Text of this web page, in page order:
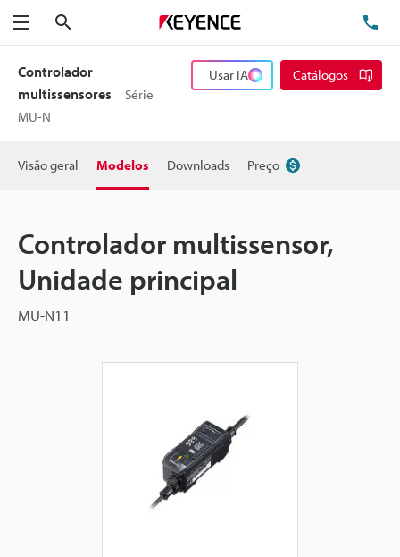
Menu
Controlador
multissensores
Série
MU-N
Usar IA Catálogos
Visão geral Modelos Downloads Preço
Controlador multissensor,
Unidade principal
MU-N11